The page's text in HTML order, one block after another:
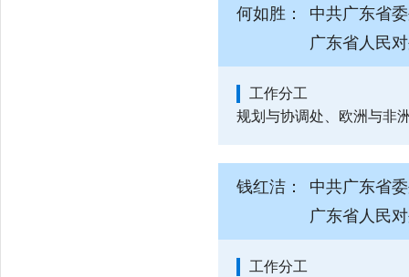
何如胜：
中共广东省
广东省人民
工作分工
规划与协调处、欧洲与非
钱红洁：
中共广东省
广东省人民
工作分工